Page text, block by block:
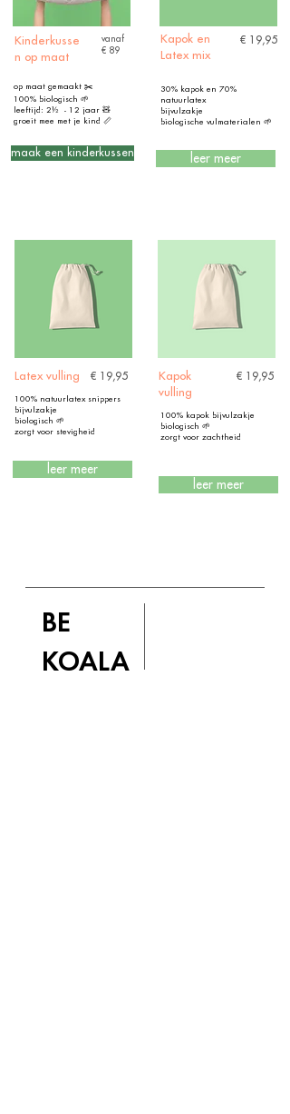
Kinderkusse
n op maat
vanaf
€ 89
op maat gemaakt ✂️
100% biologisch 🌱
leeftijd: 2½ - 12 jaar 🧸
groeit mee met je kind 📏
maak een kinderkussen
Kapok en
Latex mix
€ 19,95
30% kapok en 70%
natuurlatex
bijvulzakje
biologische vulmaterialen 🌱
leer meer
Latex vulling € 19,95
100% natuurlatex snippers
bijvulzakje
biologisch 🌱
zorgt voor stevigheid
leer meer
Kapok
vulling
€ 19,95
100% kapok bijvulzakje
biologisch 🌱
zorgt voor zachtheid
leer meer
BE
KOALA